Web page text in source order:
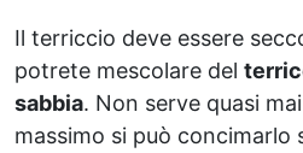
Il terriccio deve essere
potrete mescolare del
sabbia. Non serve quasi
massimo si può concimarlo